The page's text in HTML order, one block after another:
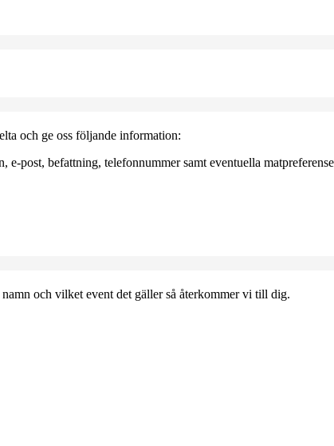
och ge oss följande information:
post, befattning, telefonnummer samt eventuella
och vilket event det gäller så återkommer vi till dig.